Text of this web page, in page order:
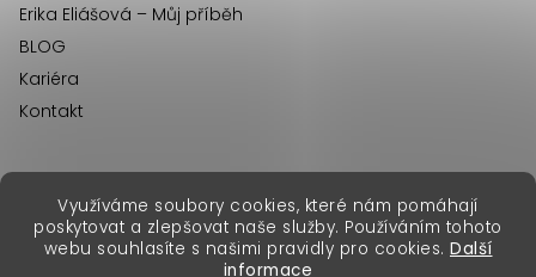
Využíváme soubory cookies, které nám pomáhají
poskytovat a zlepšovat naše služby. Používáním tohoto
webu souhlasíte s našimi pravidly pro cookies. Další
informace
Erika Eliášová – Můj příběh
BLOG
Kariéra
Kontakt
Vytvořil Shoptet Premium
Copyright 2026Erika Fashion. Všechna práva vyhrazena.
erikafashion.sk